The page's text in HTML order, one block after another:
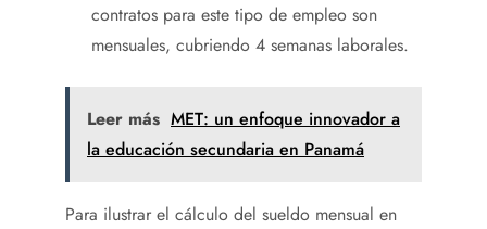
contratos para este tipo de empleo son
mensuales, cubriendo 4 semanas laborales.
Leer más MET: un enfoque innovador a
la educación secundaria en Panamá
Para ilustrar el cálculo del sueldo mensual en